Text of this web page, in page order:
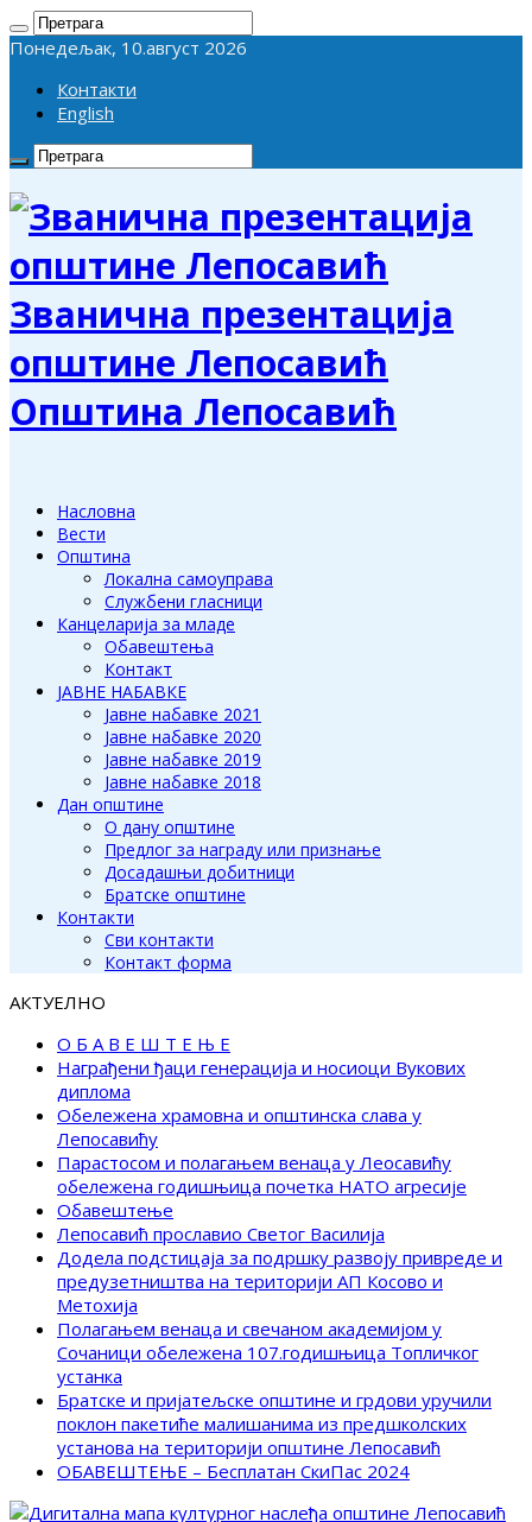
Понедељак, 10.август 2026
Контакти
English
Званична презентација
општине Лепосавић
Општина Лепосавић
Насловна
Вести
Општина
Локална самоуправа
Службени гласници
Канцеларија за младе
Обавештења
Контакт
ЈАВНЕ НАБАВКЕ
Јавне набавке 2021
Јавне набавке 2020
Јавне набавке 2019
Јавне набавке 2018
Дан општине
О дану општине
Предлог за награду или признање
Досадашњи добитници
Братске општине
Контакти
Сви контакти
Контакт форма
АКТУЕЛНО
О Б А В Е Ш Т Е Њ Е
Награђени ђаци генерација и носиоци Вукових
диплома
Обележена храмовна и општинска слава у
Лепосавићу
Парастосом и полагањем венаца у Леосавићу
обележена годишњица почетка НАТО агресије
Обавештење
Лепосавић прославио Светог Василија
Додела подстицаја за подршку развоју привреде и
предузетништва на територији АП Косово и
Метохија
Полагањем венаца и свечаном академијом у
Сочаници обележена 107.годишњица Топличког
устанка
Братске и пријатељске општине и грдови уручили
поклон пакетиће малишанима из предшколских
установа на територији општине Лепосавић
ОБАВЕШТЕЊЕ – Бесплатан СкиПас 2024